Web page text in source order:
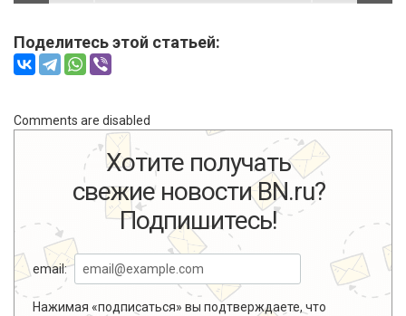
Поделитесь этой статьей:
Comments are disabled
Хотите получать
свежие новости BN.ru?
Подпишитесь!
email:
Нажимая «подписаться» вы подтверждаете, что